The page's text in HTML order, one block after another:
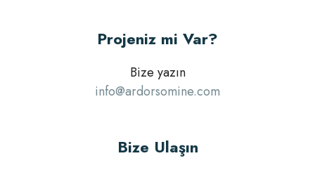
Projeniz mi Var?
Bize yazın
info@ardorsomine.com
Bize Ulaşın